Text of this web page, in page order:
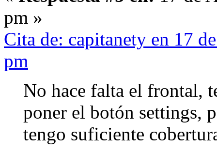
pm »
Cita de: capitanety en 17
pm
No hace falta el frontal,
poner el botón settings,
tengo suficiente